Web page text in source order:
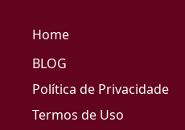
Home
BLOG
Política de Privacidade
Termos de Uso